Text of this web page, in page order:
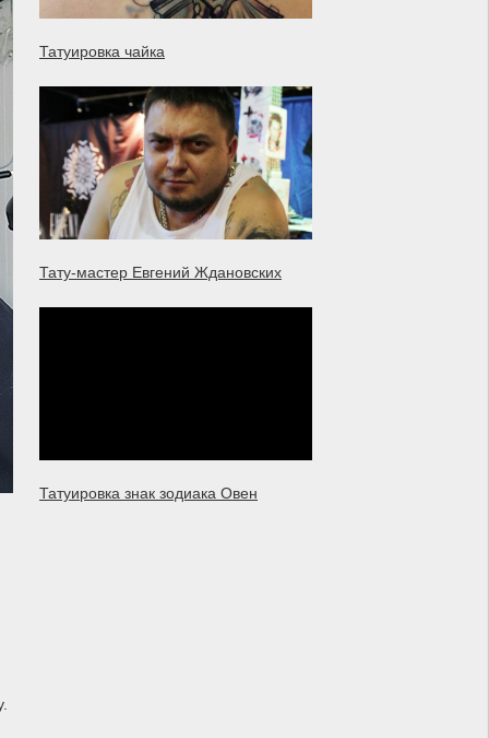
Татуировка чайка
Тату-мастер Евгений Ждановских
Татуировка знак зодиака Овен